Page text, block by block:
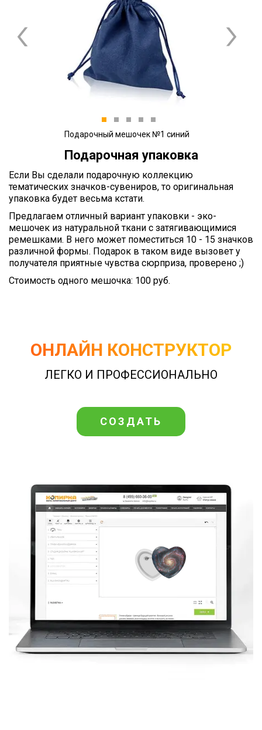
Previous Next
1 2 3 4
5
Подарочный мешочек №1 синий
Подарочная упаковка
Если Вы сделали подарочную коллекцию
тематических значков-сувениров, то оригинальная
упаковка будет весьма кстати.
Предлагаем отличный вариант упаковки - эко-
мешочек из натуральной ткани с затягивающимися
ремешками. В него может поместиться 10 - 15 значков
различной формы. Подарок в таком виде вызовет у
получателя приятные чувства сюрприза, проверено ;)
Стоимость одного мешочка: 100 руб.
ОНЛАЙН КОНСТРУКТОР
ЛЕГКО И ПРОФЕССИОНАЛЬНО
СОЗДАТЬ